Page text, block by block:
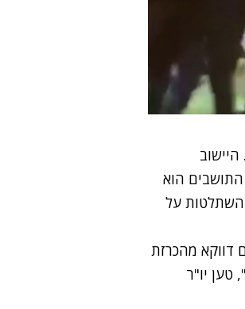
הוא
השתלטות על
דווקא מהכרזת
טען יו"ר